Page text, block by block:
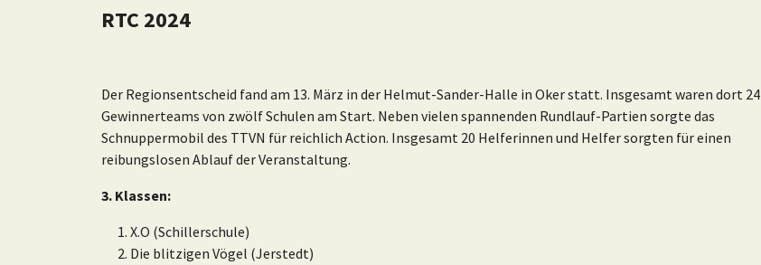
RTC 2024
Der Regionsentscheid fand am 13. März in der Helmut-Sander-Halle in Oker statt. Insgesamt waren dort 24
Gewinnerteams von zwölf Schulen am Start. Neben vielen spannenden Rundlauf-Partien sorgte das
Schnuppermobil des TTVN für reichlich Action. Insgesamt 20 Helferinnen und Helfer sorgten für einen
reibungslosen Ablauf der Veranstaltung.
3. Klassen:
X.O (Schillerschule)
Die blitzigen Vögel (Jerstedt)